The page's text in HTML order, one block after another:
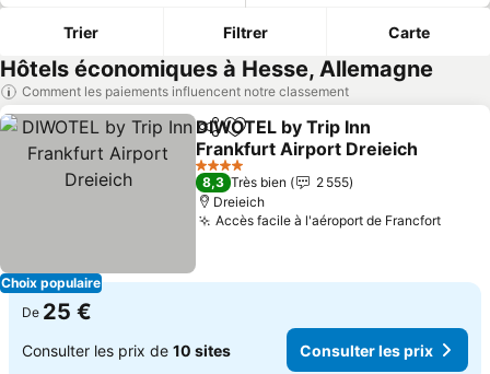
Trier Filtrer Carte
Hôtels économiques à Hesse, Allemagne
Comment les paiements influencent notre classement
Choix populaire
PartagerAjouter à mes favoris
DIWOTEL by Trip Inn
Frankfurt Airport Dreieich
Consulter les prix
4 Étoiles
8,3 Très bien
2 555
Dreieich
Accès facile à l'aéroport de Francfort
De 25 €
Consulter les prix de 10 sites Consulter les prix